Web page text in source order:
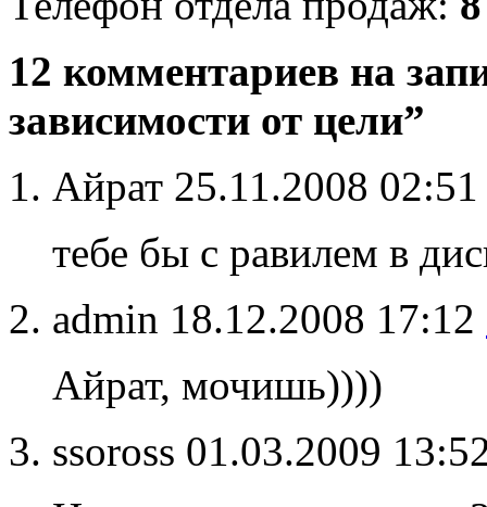
12 комментариев на
зависимости от цели”
Айрат 25.11.2008
тебе бы с равилем в
admin 18.12.2008 17:12
Айрат, мочишь))))
ssoross 01.03.2009